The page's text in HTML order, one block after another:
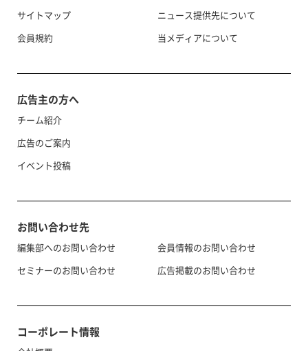
サイトマップ
会員規約
ニュース提供先について
当メディアについて
広告主の方へ
チーム紹介
広告のご案内
イベント投稿
お問い合わせ先
編集部へのお問い合わせ
セミナーのお問い合わせ
会員情報のお問い合わせ
広告掲載のお問い合わせ
コーポレート情報